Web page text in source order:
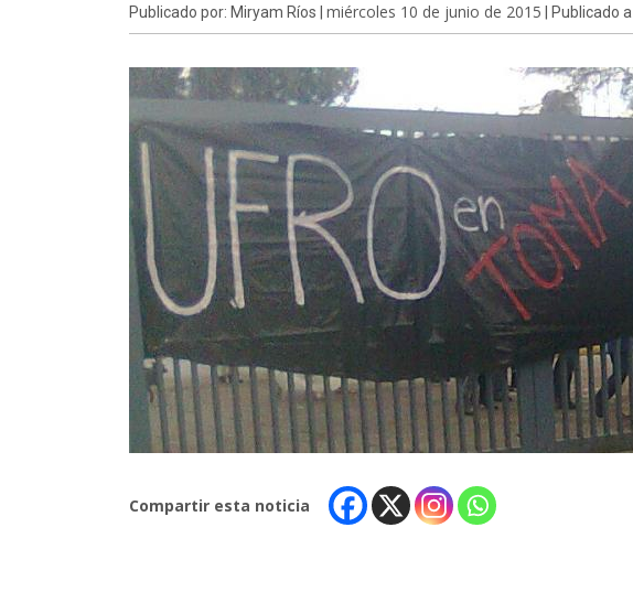
Publicado por: Miryam Ríos | miércoles 10 de junio de 2015 | Publicado
Compartir esta noticia